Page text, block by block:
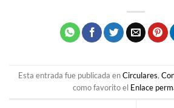
Esta entrada fue publicada enCirculares,
como favorito el Enlace